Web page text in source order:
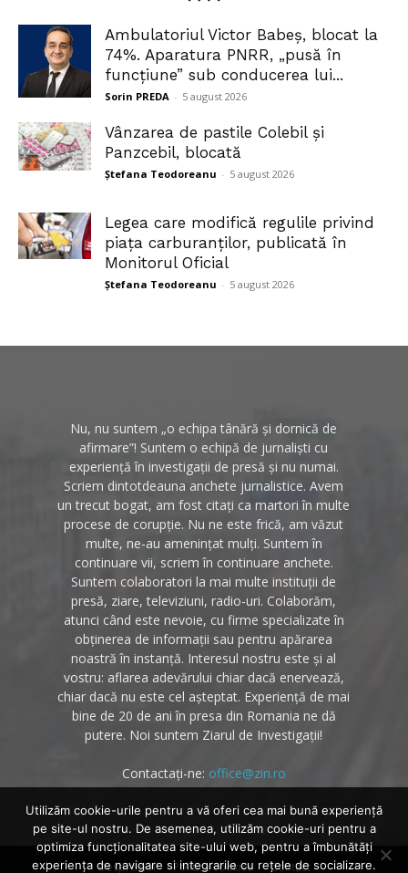
Ambulatoriul Victor Babeș, blocat la
74%. Aparatura PNRR, „pusă în
funcțiune” sub conducerea lui...
Sorin PREDA - 5 august 2026
Vânzarea de pastile Colebil și
Panzcebil, blocată
Ștefana Teodoreanu - 5 august 2026
Legea care modifică regulile privind
piața carburanților, publicată în
Monitorul Oficial
Ștefana Teodoreanu - 5 august 2026
Nu, nu suntem „o echipa tânără și dornică de
afirmare”! Suntem o echipă de jurnaliști cu
experiență în investigații de presă și nu numai.
Scriem dintotdeauna anchete jurnalistice. Avem
un trecut bogat, am fost citați ca martori în multe
procese de corupție. Nu ne este frică, am văzut
multe, ne-au amenințat mulți. Suntem în
continuare vii, scriem în continuare anchete.
Suntem colaboratori la mai multe instituții de
presă, ziare, televiziuni, radio-uri. Colaborăm,
atunci când este nevoie, cu firme specializate în
obținerea de informații sau pentru apărarea
noastră în instanță. Interesul nostru este și al
vostru: aflarea adevărului chiar dacă enervează,
chiar dacă nu este cel așteptat. Experiență de mai
bine de 20 de ani în presa din Romania ne dă
putere. Noi suntem Ziarul de Investigații!
Contactați-ne: office@zin.ro
Despre noi Politica cookies Contact
Utilizăm cookie-urile pentru a vă oferi cea mai bună experiență
pe site-ul nostru. De asemenea, utilizăm cookie-uri pentru a
optimiza funcţionalitatea site-ului web, pentru a îmbunătăţi
experienţa de navigare si integrarile cu reţele de socializare.